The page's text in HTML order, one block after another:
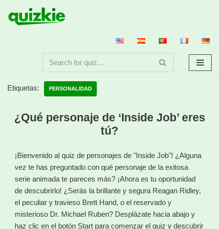
Saltar
Etiquetas: PERSONALIDAD
¿Qué personaje de ‘Inside Job’ eres
tú?
¡Bienvenido al quiz de personajes de "Inside Job"! ¿Alguna
vez te has preguntado con qué personaje de la exitosa
serie animada te pareces más? ¡Ahora es tu oportunidad
de descubrirlo! ¿Serás la brillante y segura Reagan Ridley,
el peculiar y travieso Brett Hand, o el reservado y
misterioso Dr. Michael Ruben? Desplázate hacia abajo y
haz clic en el botón Start para comenzar el quiz y descubrir